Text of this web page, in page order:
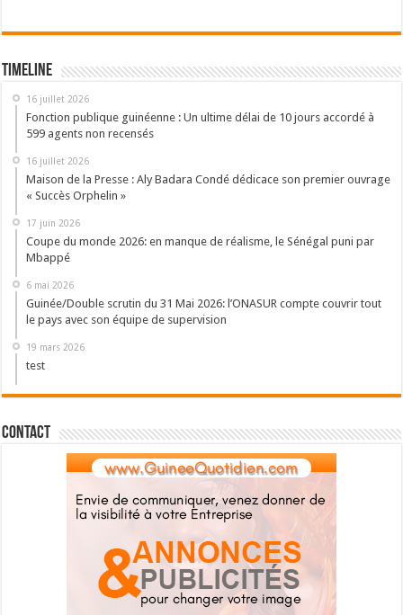
Timeline
16 juillet 2026
Fonction publique guinéenne : Un ultime délai de 10 jours accordé à
599 agents non recensés
16 juillet 2026
Maison de la Presse : Aly Badara Condé dédicace son premier ouvrage
« Succès Orphelin »
17 juin 2026
Coupe du monde 2026: en manque de réalisme, le Sénégal puni par
Mbappé
6 mai 2026
Guinée/Double scrutin du 31 Mai 2026: l’ONASUR compte couvrir tout
le pays avec son équipe de supervision
19 mars 2026
test
Contact